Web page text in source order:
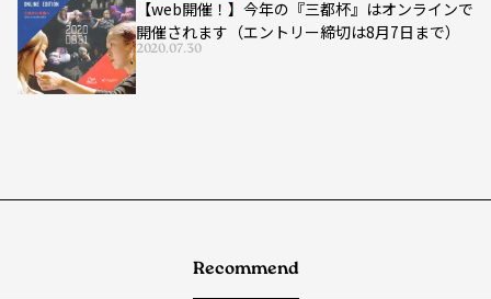
【web開催！】今年の『三都杯』はオンラインで
開催されます（エントリー締切は8月7日まで）
2020.07.30
Recommend